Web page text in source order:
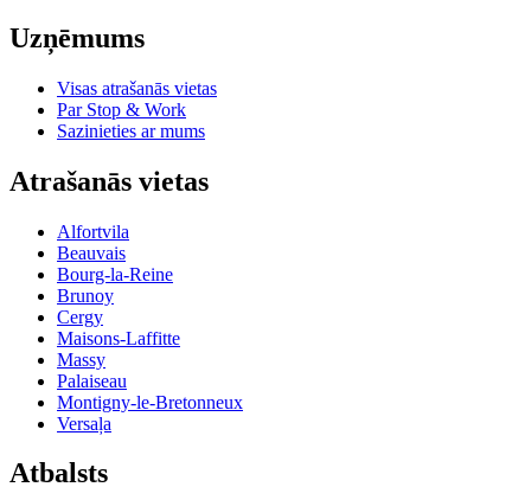
Uzņēmums
Visas atrašanās vietas
Par Stop & Work
Sazinieties ar mums
Atrašanās vietas
Alfortvila
Beauvais
Bourg-la-Reine
Brunoy
Cergy
Maisons-Laffitte
Massy
Palaiseau
Montigny-le-Bretonneux
Versaļa
Atbalsts